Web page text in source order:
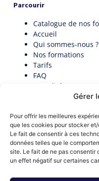
Gérer
Pour offrir les meilleures
que les cookies pour stocker
Le fait de consentir à ces
données telles que le
site. Le fait de ne pas consentir
un effet négatif sur certaines
Parcourir
Catalogue de nos
Accueil
Qui sommes-nous ?
Nos formations
Tarifs
FAQ
Actualités
Candidatez au
Généraux en
Documentation
Nous contacter
contact@institut-
1 RUE DU CENTRE